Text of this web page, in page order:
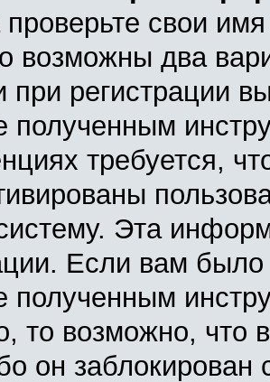
свои
возможны два
при регистрации
полученным
требуется,
Эта
Если вам
полученным
то возможно, что
он